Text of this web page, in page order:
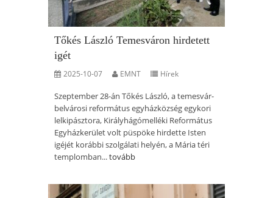
Tőkés László Temesváron hirdetett
igét
2025-10-07 EMNT Hírek
Szeptember 28-án Tőkés László, a temesvár-
belvárosi református egyházközség egykori
lelkipásztora, Királyhágómelléki Református
Egyházkerület volt püspöke hirdette Isten
igéjét korábbi szolgálati helyén, a Mária téri
templomban...tovább